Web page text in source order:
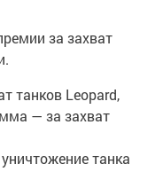
— за захват
танка
пусковой